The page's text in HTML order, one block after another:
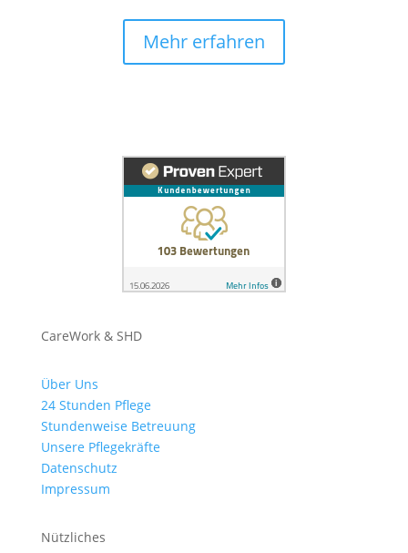
Mehr erfahren
CareWork & SHD
Über Uns
24 Stunden Pflege
Stundenweise Betreuung
Unsere Pflegekräfte
Datenschutz
Impressum
Nützliches